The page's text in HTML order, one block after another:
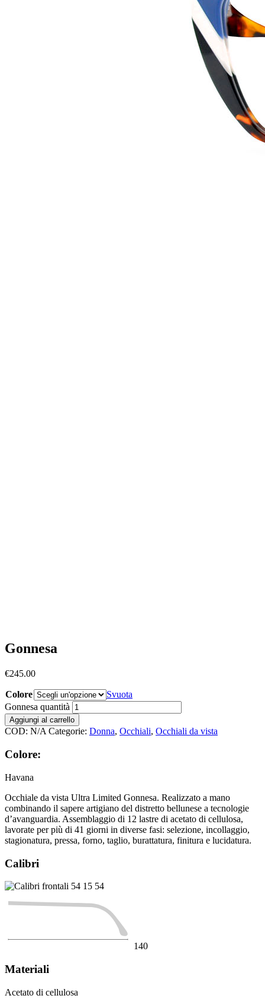
Gonnesa
€245.00
Colore
Svuota
Gonnesa quantità
Aggiungi al carrello
COD: N/A Categorie: Donna, Occhiali, Occhiali da vista
Colore:
Havana
Occhiale da vista Ultra Limited Gonnesa. Realizzato a mano
combinando il sapere artigiano del distretto bellunese a tecnologie
d’avanguardia. Assemblaggio di 12 lastre di acetato di cellulosa,
lavorate per più di 41 giorni in diverse fasi: selezione, incollaggio,
stagionatura, pressa, forno, taglio, burattatura, finitura e lucidatura.
Calibri
54 15 54
140
Materiali
Acetato di cellulosa